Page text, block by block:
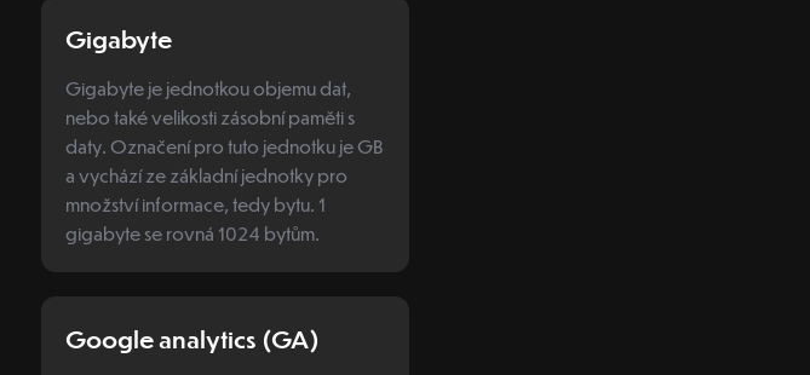
Gigabyte
Gigabyte je jednotkou objemu dat,
nebo také velikosti zásobní paměti s
daty. Označení pro tuto jednotku je GB
a vychází ze základní jednotky pro
množství informace, tedy bytu. 1
gigabyte se rovná 1024 bytům.
Google analytics (GA)